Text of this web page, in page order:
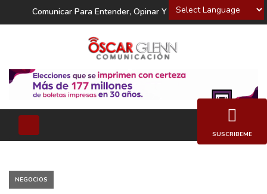
Powered by
Comunicar Para Entender, Opinar Y Decidir
NEGOCIOS
SUSCRIBEME